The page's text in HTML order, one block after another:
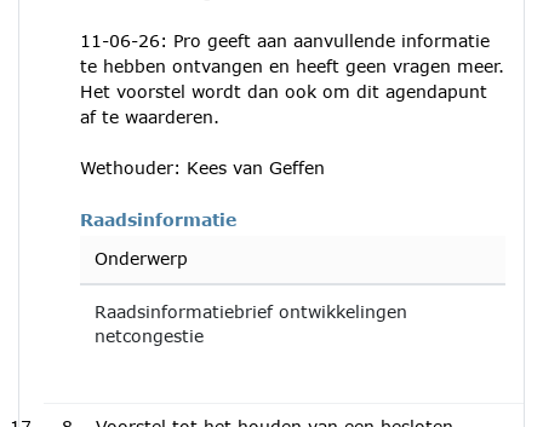
11-06-26: Pro geeft aan aanvullende informatie
te hebben ontvangen en heeft geen vragen meer.
Het voorstel wordt dan ook om dit agendapunt
af te waarderen.
Wethouder: Kees van Geffen
Raadsinformatie
Onderwerp
Raadsinformatiebrief ontwikkelingen
netcongestie